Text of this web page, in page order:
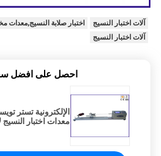
آلات اختبار النسيج
اختبار صلابة النسيج,معدات
آلات اختبار النسيج
احصل على افضل
الإلكترونية تستر
معدات اختبار النسيج